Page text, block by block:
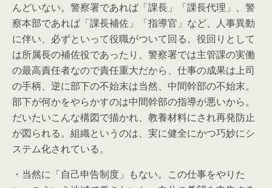
んどいない。警察署であれば「課長」「課長代理」、警
察本部であれば「課長補佐」「指導官」など、人事異動
に伴い、必ずといって役職がついて回る。役回りとして
は所属長の補佐役であったり、警察署では主管課の実働
の最高責任者なので責任重大だから、仕事の成果は上司
の手柄、逆に部下の不始末は当然、中間幹部の不始末。
部下が何かをやらかすのは中間幹部の指導が悪いから。
だいたいこんな構図で描かれ、教養材料にされ再発防止
が図られる。組織というのは、実に健全にかつ巧妙にシ
ステム化されている。
・当然に「自己申告制度」もない。この仕事をやりた